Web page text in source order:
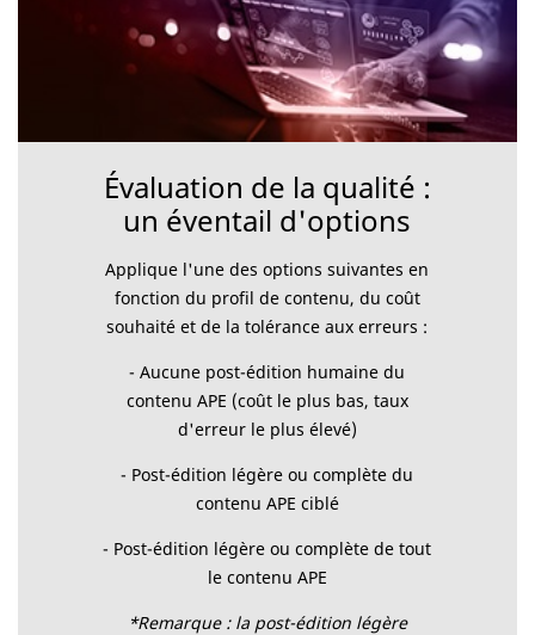
Évaluation de la qualité :
un éventail d'options
Applique l'une des options suivantes en
fonction du profil de contenu, du coût
souhaité et de la tolérance aux erreurs :
- Aucune post-édition humaine du
contenu APE (coût le plus bas, taux
d'erreur le plus élevé)
- Post-édition légère ou complète du
contenu APE ciblé
- Post-édition légère ou complète de tout
le contenu APE
*Remarque : la post-édition légère